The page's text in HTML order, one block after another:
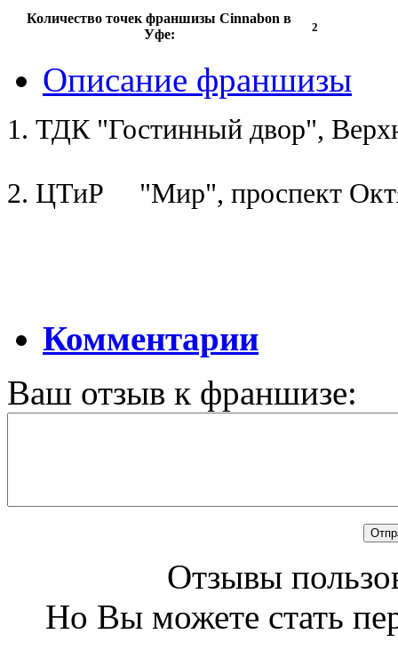
Количество точек франшизы Cinnabon в
Уфе:
2
Описание франшизы
1. ТДК "Гостинный двор",
2. ЦТиР "Мир", проспект
Комментарии
Ваш отзыв к франшизе:
Отзывы
Но Вы можете стать